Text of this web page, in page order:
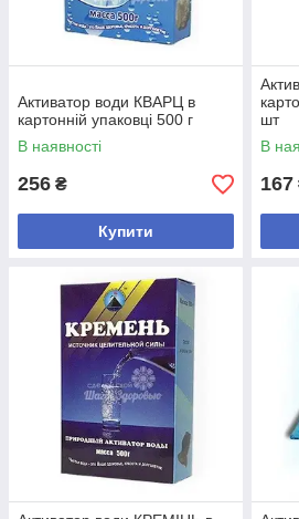
Активатор води КВАРЦ в
картонній упаковці 500 г
В наявності
256 ₴
Купити
шт
В
167